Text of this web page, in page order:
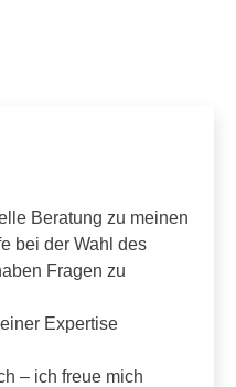
Beratung zu meinen
bei der Wahl des
Fragen zu
Expertise
– ich freue mich